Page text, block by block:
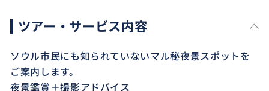
ツアー・サービス内容
ソウル市民にも知られていないマル秘夜景スポットを
ご案内します。
夜景鑑賞＋撮影アドバイス